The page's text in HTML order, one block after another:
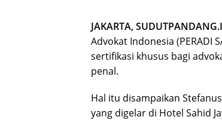
JAKARTA,
Advokat Indonesia (PERADI
sertifikasi khusus bagi
penal.
Hal itu disampaikan
yang digelar di Hotel Sahid